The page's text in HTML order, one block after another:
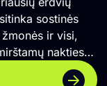
ir visi,
nakties